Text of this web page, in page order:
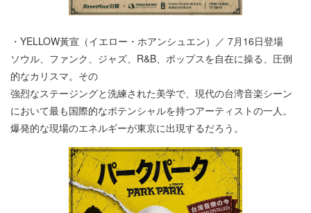
・YELLOW⿈宣（イエロー・ホアンシュエン）／ 7⽉16⽇登場
ソウル、ファンク、ジャズ、R&B、ポップスを⾃在に操る、圧倒
的なカリスマ。その
強烈なステージングと洗練された美学で、現代の台湾⾳楽シーン
において最も国際的なポテンシャルを持つアーティストの⼀⼈。
爆発的な現場のエネルギーが東京に出現するだろう。